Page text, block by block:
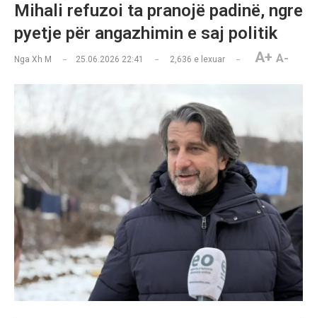
Mihali refuzoi ta pranojë padinë, ngre
pyetje për angazhimin e saj politik
Nga Xh M 25.06.2026 22:41 2,636 e lexuar A+ A-